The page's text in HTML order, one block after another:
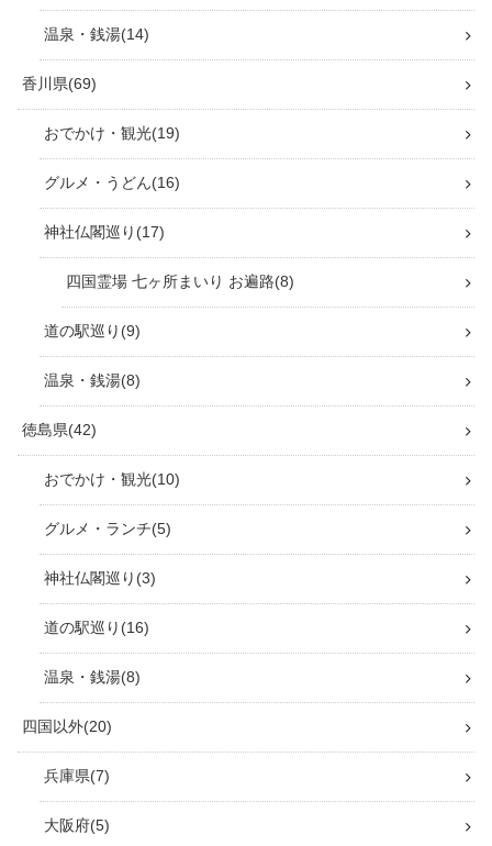
温泉・銭湯 14
香川県 69
おでかけ・観光 19
グルメ・うどん 16
神社仏閣巡り 17
四国霊場 七ヶ所まいり お遍路 8
道の駅巡り 9
温泉・銭湯 8
徳島県 42
おでかけ・観光 10
グルメ・ランチ 5
神社仏閣巡り 3
道の駅巡り 16
温泉・銭湯 8
四国以外 20
兵庫県 7
大阪府 5